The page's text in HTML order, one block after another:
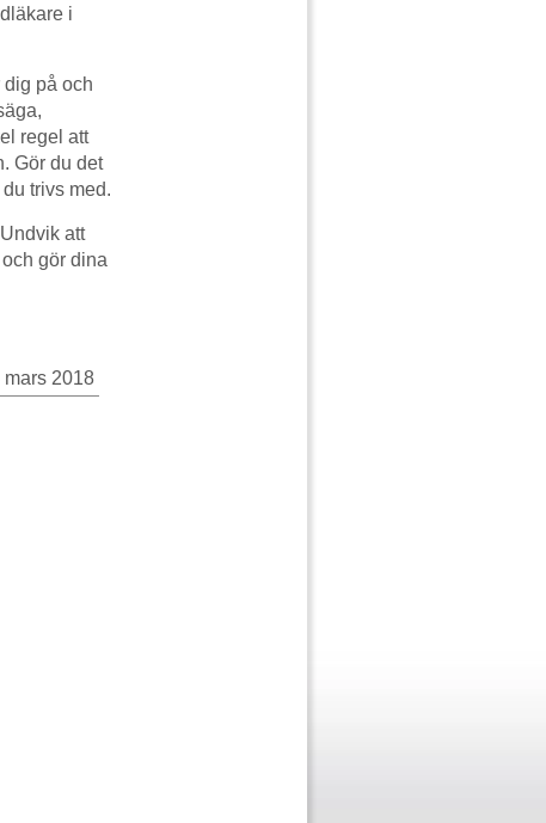
i
dig på och
regel att
Gör du det
trivs med.
att
gör dina
mars 2018